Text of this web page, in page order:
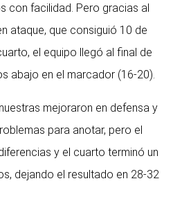
con facilidad. Pero gracias al
ataque, que consiguió 10 de
el equipo llegó al final de
abajo en el marcador (16-20).
mejoraron en defensa y
para anotar, pero el
y el cuarto terminó un
dejando el resultado en 28-32